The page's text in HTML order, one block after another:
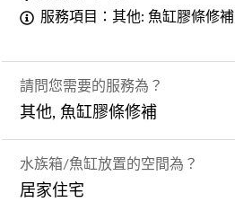
服務項目：其他: 魚缸膠條修補
請問您需要的服務為？
其他, 魚缸膠條修補
水族箱/魚缸放置的空間為？
居家住宅